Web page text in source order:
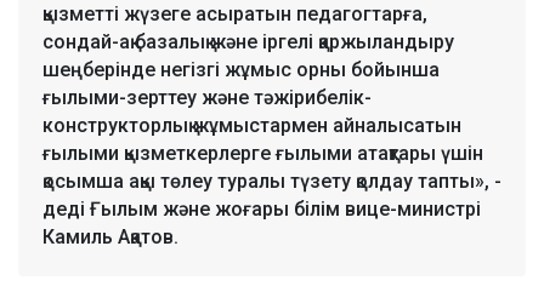
қызметті жүзеге асыратын педагогтарға,
сондай-ақ базалық және іргелі қаржыландыру
шеңберінде негізгі жұмыс орны бойынша
ғылыми-зерттеу және тәжірибелік-
конструкторлық жұмыстармен айналысатын
ғылыми қызметкерлерге ғылыми атақтары үшін
қосымша ақы төлеу туралы түзету қолдау тапты», -
деді Ғылым және жоғары білім вице-министрі
Камиль Ақатов.